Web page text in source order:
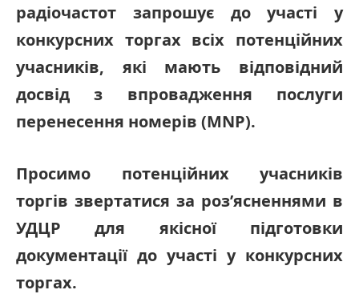
радіочастот запрошує до участі у
конкурсних торгах всіх потенційних
учасників, які мають відповідний
досвід з впровадження послуги
перенесення номерів (MNP).
Просимо потенційних учасників
торгів звертатися за роз’ясненнями в
УДЦР для якісної підготовки
документації до участі у конкурсних
торгах.